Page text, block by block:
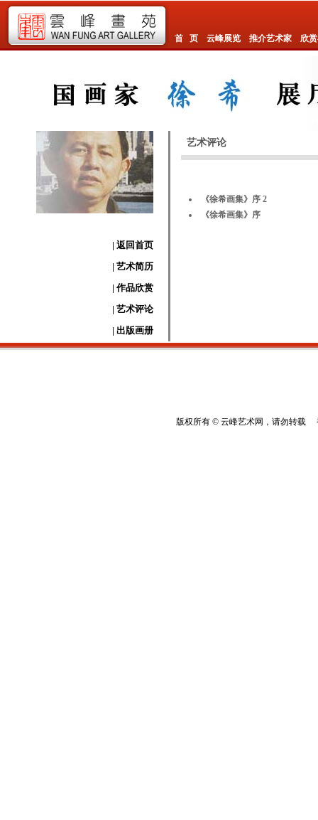
首 页 云峰展览 推介艺术家 欣
| 返回首页
| 艺术简历
| 作品欣赏
| 艺术评论
| 出版画册
艺术评论
《徐希画集》序 2
《徐希画集》序
版权所有 © 云峰艺术网，请勿转载